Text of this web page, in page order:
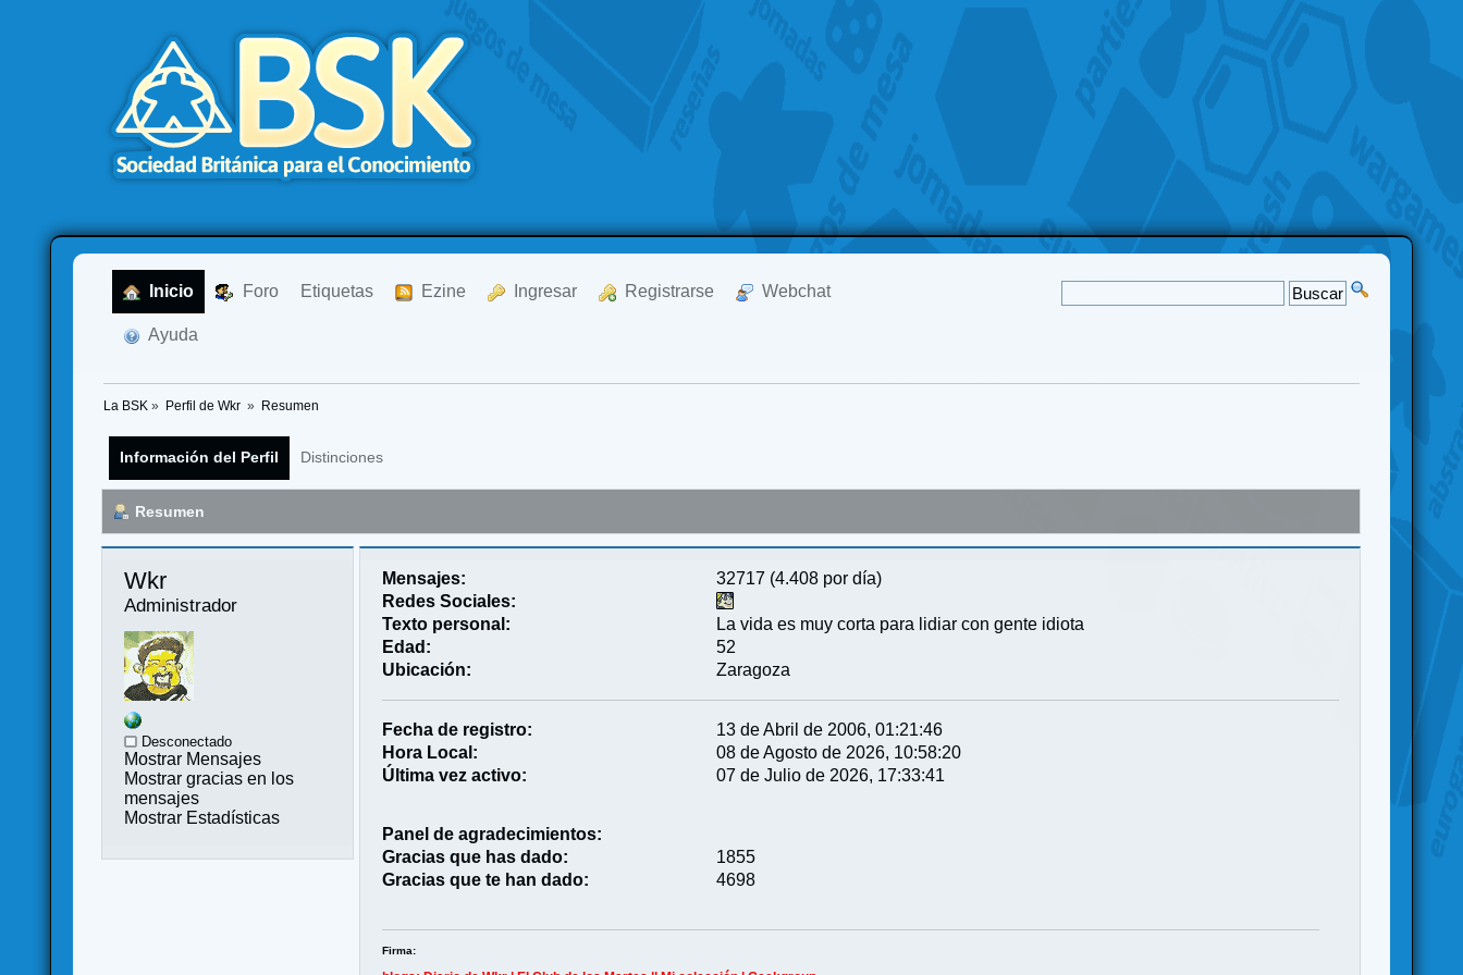
Inicio Foro Etiquetas Ezine Ingresar Registrarse Webchat
Ayuda
La BSK » Perfil de Wkr » Resumen
Información del Perfil Distinciones
Resumen
Wkr
Administrador
Desconectado
Mostrar Mensajes
Mostrar gracias en los
mensajes
Mostrar Estadísticas
Mensajes:
32717 (4.408 por día)
Redes Sociales:
Texto personal:
La vida es muy corta para lidiar con gente idiota
Edad:
52
Ubicación:
Zaragoza
Fecha de registro:
13 de Abril de 2006, 01:21:46
Hora Local:
08 de Agosto de 2026, 10:58:20
Última vez activo:
07 de Julio de 2026, 17:33:41
Panel de agradecimientos:
Gracias que has dado:
1855
Gracias que te han dado:
4698
Firma: